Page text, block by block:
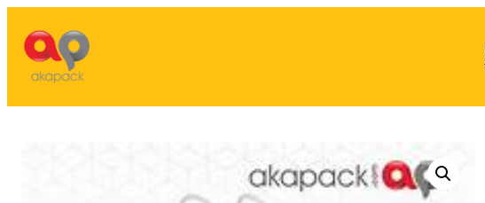
konten